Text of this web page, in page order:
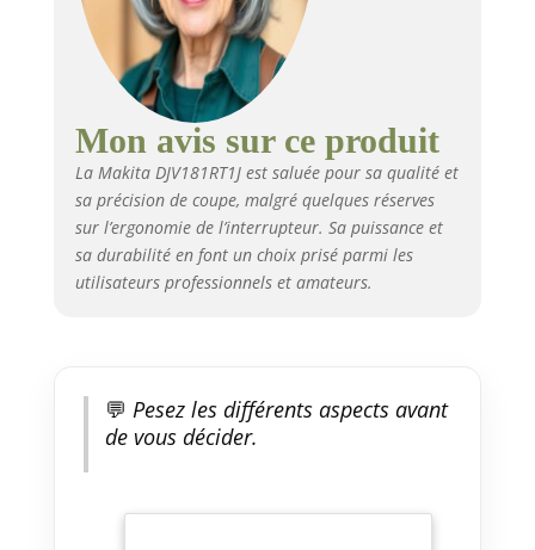
Mon avis sur ce produit
La Makita DJV181RT1J est saluée pour sa qualité et
sa précision de coupe, malgré quelques réserves
sur l’ergonomie de l’interrupteur. Sa puissance et
sa durabilité en font un choix prisé parmi les
utilisateurs professionnels et amateurs.
💬 Pesez les différents aspects avant
de vous décider.